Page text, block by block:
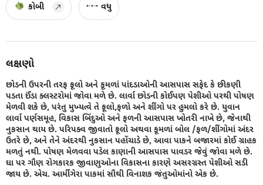
કોબી વધુ
લક્ષણો
છોડની ઉપરની તરફ ફૂલો અને કૂમળાં પાંદડાઓની આસપાસ સફેદ કે છીકણી
પડતા ઈંડા ક્લસ્ટરોમાં જોવા મળે છે. લાર્વા છોડની કોઈપણ પેશીઓ પરથી પોષણ
મેળવી શકે છે, પરંતુ મુખ્યત્વે તે ફૂલો,ફળો અને શીંગો પર હુમલો કરે છે. યુવાન
લાર્વા પર્ણસમૂહ, વિકાસ બિંદુઓ અને ફળની આસપાસ ખોતરી નાખે છે, જેનાથી
નુકસાન થાય છે. પરિપક્વ જીવાતો ફૂલો અથવા કૂમળાં બોલ /ફળ/શીંગોમાં અંદર
ઉતરે છે, અને તેને અંદરથી નુકસાન પહોંચાડે છે, આવા પાકને બજારમાં કોઈ ગ્રાહક
મળતું નથી. પોષણ મેળવવા પડેલ કાણાની આસપાસ પાવડર જેવું જોવા મળે છે.
ઘા પર ગૌણ રોગકારક જીવાણુઓના વિકાસના કારણે અસરગ્રસ્ત પેશીઓ સડી
જાય છે. એચ. આર્મીગેરા પાકમાં સૌથી વિનાશક જંતુઓમાંનો એક છે.